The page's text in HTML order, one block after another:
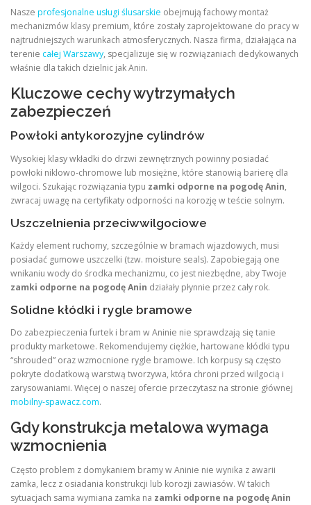
Nasze profesjonalne usługi ślusarskie obejmują fachowy montaż
mechanizmów klasy premium, które zostały zaprojektowane do pracy w
najtrudniejszych warunkach atmosferycznych. Nasza firma, działająca na
terenie całej Warszawy, specjalizuje się w rozwiązaniach dedykowanych
właśnie dla takich dzielnic jak Anin.
Kluczowe cechy wytrzymałych
zabezpieczeń
Powłoki antykorozyjne cylindrów
Wysokiej klasy wkładki do drzwi zewnętrznych powinny posiadać
powłoki niklowo-chromowe lub mosiężne, które stanowią barierę dla
wilgoci. Szukając rozwiązania typu zamki odporne na pogodę Anin,
zwracaj uwagę na certyfikaty odporności na korozję w teście solnym.
Uszczelnienia przeciwwilgociowe
Każdy element ruchomy, szczególnie w bramach wjazdowych, musi
posiadać gumowe uszczelki (tzw. moisture seals). Zapobiegają one
wnikaniu wody do środka mechanizmu, co jest niezbędne, aby Twoje
zamki odporne na pogodę Anin działały płynnie przez cały rok.
Solidne kłódki i rygle bramowe
Do zabezpieczenia furtek i bram w Aninie nie sprawdzają się tanie
produkty marketowe. Rekomendujemy ciężkie, hartowane kłódki typu
“shrouded” oraz wzmocnione rygle bramowe. Ich korpusy są często
pokryte dodatkową warstwą tworzywa, która chroni przed wilgocią i
zarysowaniami. Więcej o naszej ofercie przeczytasz na stronie głównej
mobilny-spawacz.com.
Gdy konstrukcja metalowa wymaga
wzmocnienia
Często problem z domykaniem bramy w Aninie nie wynika z awarii
zamka, lecz z osiadania konstrukcji lub korozji zawiasów. W takich
sytuacjach sama wymiana zamka na zamki odporne na pogodę Anin